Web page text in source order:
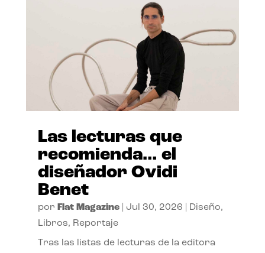
Las lecturas que
recomienda… el
diseñador Ovidi
Benet
por Flat Magazine| Jul 30, 2026 Diseño,
Libros, Reportaje
Tras las listas de lecturas de la editora